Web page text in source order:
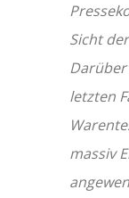
Sicht
letzten
massiv